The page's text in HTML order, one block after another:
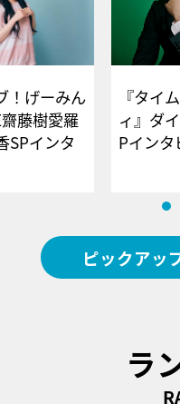
！げーみん
藤樹愛羅
SPインタ
『タイ
ィ』ダ
Pイ
ピックアッ
ラ